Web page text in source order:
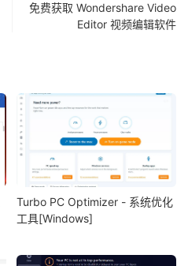
免费获取 Wondershare Video
Editor 视频编辑软件
Turbo PC Optimizer - 系统优化
工具[Windows]